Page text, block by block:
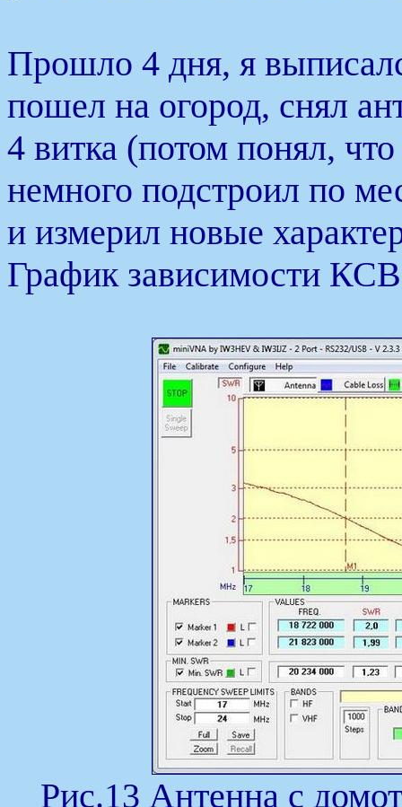
Прошло 4 дня, я
пошел на огород, снял
4 витка (потом понял,
немного подстроил по
и измерил новые
График зависимости
Рис.13 Антенна с